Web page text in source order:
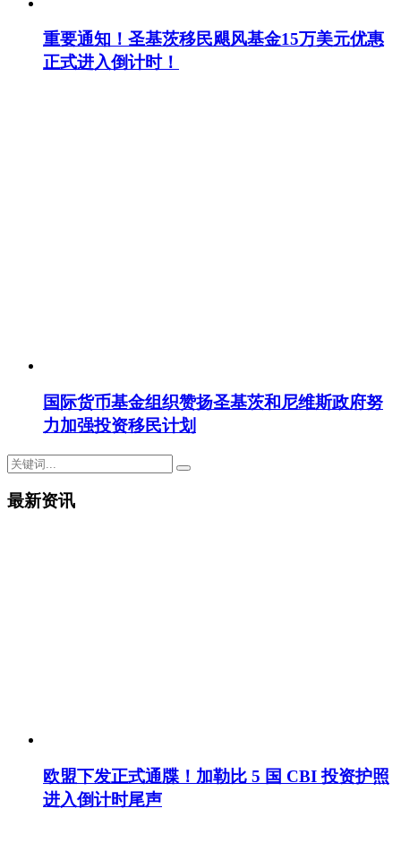
重要通知！圣基茨移民飓风基金15万美元优惠
正式进入倒计时！
国际货币基金组织赞扬圣基茨和尼维斯政府努
力加强投资移民计划
最新资讯
欧盟下发正式通牒！加勒比 5 国 CBI 投资护照
进入倒计时尾声